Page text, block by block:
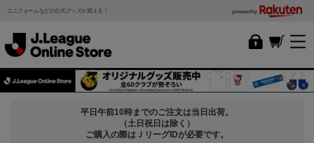
ユニフォームなどの公式グッズが買える！ powered by
平日午前10時までのご注文は当日出荷。
（土日祝日は除く）
ご購入の際はＪリーグIDが必要です。